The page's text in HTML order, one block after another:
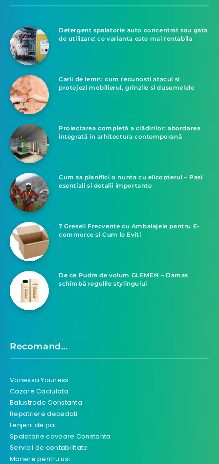
Detergent spalatorie auto concentrat sau gata
de utilizare: ce varianta este mai rentabila
Carii de lemn: cum recunosti atacul si
protejezi mobilierul, grinzile si dusumelele
Proiectarea completă a clădirilor: abordarea
integrată în arhitectura contemporană
Cum sa planifici o nunta cu elicopterul – Pasi
esentiali si detalii importante
7 Greseli Frecvente cu Ambalajele pentru E-
commerce si Cum le Eviti
De ce Pudra de volum GLEMEN – Damas
schimbă regulile stylingului
Recomand…
Vanessa Youness
Cazare Caciulata
Balustrade Constanta
Repatriere decedati
Lenjerii de pat
Spalatorie covoare Constanta
Servicii de contabilitate
Manere pentru usi